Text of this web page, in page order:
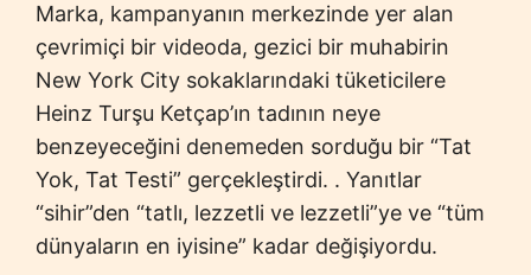
Marka, kampanyanın merkezinde yer alan
çevrimiçi bir videoda, gezici bir muhabirin
New York City sokaklarındaki tüketicilere
Heinz Turşu Ketçap’ın tadının neye
benzeyeceğini denemeden sorduğu bir “Tat
Yok, Tat Testi” gerçekleştirdi. . Yanıtlar
“sihir”den “tatlı, lezzetli ve lezzetli”ye ve “tüm
dünyaların en iyisine” kadar değişiyordu.